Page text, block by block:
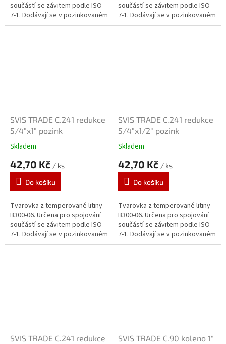
součástí se závitem podle ISO
7-1. Dodávají se v pozinkovaném
provedení. Zinkový povlak o
součástí se závitem podle ISO
7-1. Dodávají se v pozinkovaném
provedení. Zinkový povlak o
SVIS TRADE C.241 redukce
5/4"x1" pozink
Skladem
42,70 Kč / ks
Do košíku
Tvarovka z temperované litiny
B300-06. Určena pro spojování
součástí se závitem podle ISO
7-1. Dodávají se v pozinkovaném
provedení. Zinkový povlak o
SVIS TRADE C.241 redukce
5/4"x1/2" pozink
Skladem
42,70 Kč / ks
Do košíku
Tvarovka z temperované litiny
B300-06. Určena pro spojování
součástí se závitem podle ISO
7-1. Dodávají se v pozinkovaném
provedení. Zinkový povlak o
SVIS TRADE C.241 redukce
SVIS TRADE C.90 koleno 1"